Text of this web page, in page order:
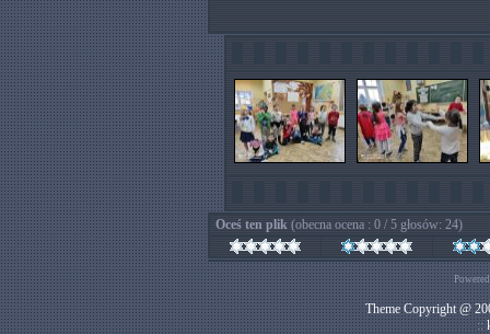
Oceś ten plik (obecna ocena : 0 / 5 głosów: 24)
Theme Copyright @
::